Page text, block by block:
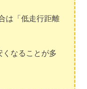
は「低走行距離
くなることが多